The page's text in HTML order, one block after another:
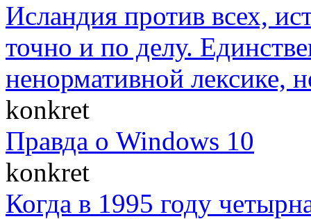
Исландия против всех,
точно и по делу.
ненормативной лексике,
konkret
Правда о Windows 10
konkret
Когда в 1995 году